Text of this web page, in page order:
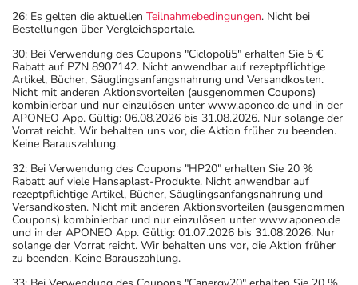
26: Es gelten die aktuellen Teilnahmebedingungen. Nicht bei
Bestellungen über Vergleichsportale.
30: Bei Verwendung des Coupons "Ciclopoli5" erhalten Sie 5 €
Rabatt auf PZN 8907142. Nicht anwendbar auf rezeptpflichtige
Artikel, Bücher, Säuglingsanfangsnahrung und Versandkosten.
Nicht mit anderen Aktionsvorteilen (ausgenommen Coupons)
kombinierbar und nur einzulösen unter www.aponeo.de und in der
APONEO App. Gültig: 06.08.2026 bis 31.08.2026. Nur solange der
Vorrat reicht. Wir behalten uns vor, die Aktion früher zu beenden.
Keine Barauszahlung.
32: Bei Verwendung des Coupons "HP20" erhalten Sie 20 %
Rabatt auf viele Hansaplast-Produkte. Nicht anwendbar auf
rezeptpflichtige Artikel, Bücher, Säuglingsanfangsnahrung und
Versandkosten. Nicht mit anderen Aktionsvorteilen (ausgenommen
Coupons) kombinierbar und nur einzulösen unter www.aponeo.de
und in der APONEO App. Gültig: 01.07.2026 bis 31.08.2026. Nur
solange der Vorrat reicht. Wir behalten uns vor, die Aktion früher
zu beenden. Keine Barauszahlung.